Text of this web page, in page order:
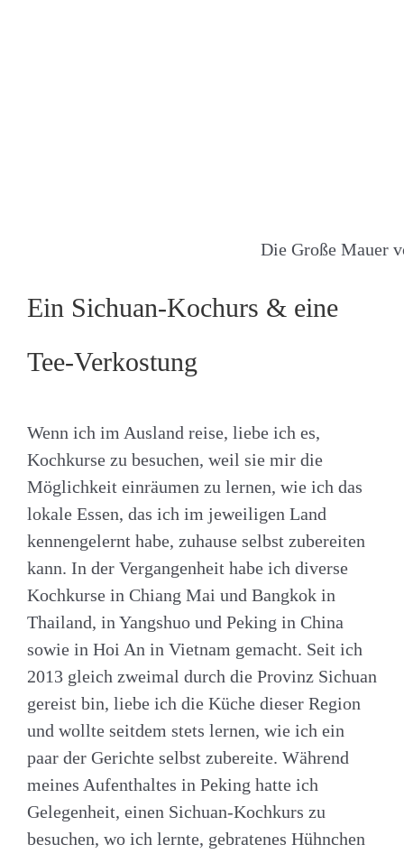
Die Große Mauer
Ein Sichuan-Kochurs & eine
Tee-Verkostung
Wenn ich im Ausland reise, liebe ich es,
Kochkurse zu besuchen, weil sie mir die
Möglichkeit einräumen zu lernen, wie ich das
lokale Essen, das ich im jeweiligen Land
kennengelernt habe, zuhause selbst zubereiten
kann. In der Vergangenheit habe ich diverse
Kochkurse in Chiang Mai und Bangkok in
Thailand, in Yangshuo und Peking in China
sowie in Hoi An in Vietnam gemacht. Seit ich
2013 gleich zweimal durch die Provinz Sichuan
gereist bin, liebe ich die Küche dieser Region
und wollte seitdem stets lernen, wie ich ein
paar der Gerichte selbst zubereite. Während
meines Aufenthaltes in Peking hatte ich
Gelegenheit, einen Sichuan-Kochkurs zu
besuchen, wo ich lernte, gebratenes Hühnchen